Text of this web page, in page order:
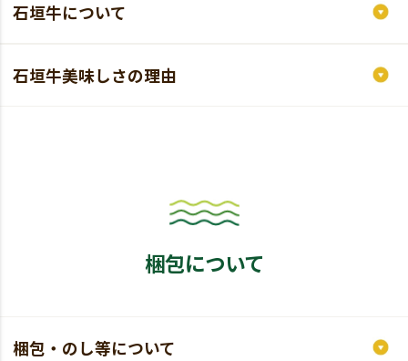
石垣牛について
石垣牛美味しさの理由
梱包について
梱包・のし等について